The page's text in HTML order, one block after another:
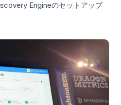
Engineのセットアップ